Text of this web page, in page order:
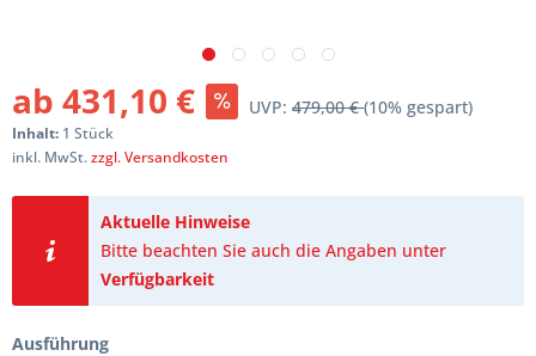
ab 431,10 € UVP: 479,00 €(10% gespart)
Inhalt: 1 Stück
inkl. MwSt.zzgl. Versandkosten
Aktuelle Hinweise
Bitte beachten Sie auch die Angaben unter
Verfügbarkeit
Ausführung